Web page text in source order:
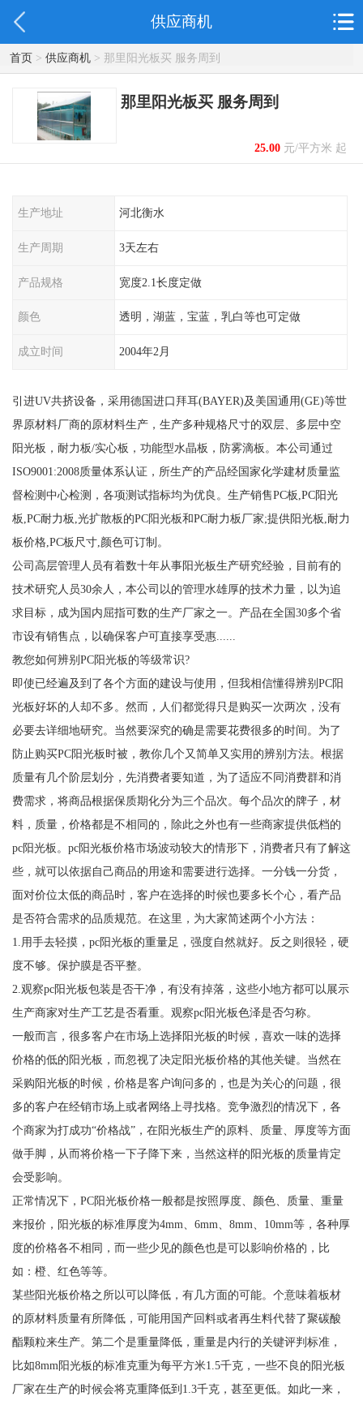
供应商机
首页> 供应商机> 那里阳光板买 服务周到
那里阳光板买 服务周到
25.00元/平方米 起
生产地址 河北衡水
生产周期 3天左右
产品规格 宽度2.1长度定做
颜色 透明，湖蓝，宝蓝，乳白等也可定做
成立时间 2004年2月
引进UV共挤设备，采用德国进口拜耳(BAYER)及美国通用(GE)等世
界原材料厂商的原材料生产，生产多种规格尺寸的双层、多层中空
阳光板，耐力板/实心板，功能型水晶板，防雾滴板。本公司通过
ISO9001:2008质量体系认证，所生产的产品经国家化学建材质量监
督检测中心检测，各项测试指标均为优良。生产销售PC板,PC阳光
板,PC耐力板,光扩散板的PC阳光板和PC耐力板厂家;提供阳光板,耐力
板价格,PC板尺寸,颜色可订制。
公司高层管理人员有着数十年从事阳光板生产研究经验，目前有的
技术研究人员30余人，本公司以的管理水雄厚的技术力量，以为追
求目标，成为国内屈指可数的生产厂家之一。产品在全国30多个省
市设有销售点，以确保客户可直接享受惠......
教您如何辨别PC阳光板的等级常识?
即使已经遍及到了各个方面的建设与使用，但我相信懂得辨别PC阳
光板好坏的人却不多。然而，人们都觉得只是购买一次两次，没有
必要去详细地研究。当然要深究的确是需要花费很多的时间。为了
防止购买PC阳光板时被，教你几个又简单又实用的辨别方法。根据
质量有几个阶层划分，先消费者要知道，为了适应不同消费群和消
费需求，将商品根据保质期化分为三个品次。每个品次的牌子，材
料，质量，价格都是不相同的，除此之外也有一些商家提供低档的
pc阳光板。pc阳光板价格市场波动较大的情形下，消费者只有了解这
些，就可以依据自己商品的用途和需要进行选择。一分钱一分货，
面对价位太低的商品时，客户在选择的时候也要多长个心，看产品
是否符合需求的品质规范。在这里，为大家简述两个小方法：
1.用手去轻摸，pc阳光板的重量足，强度自然就好。反之则很轻，硬
度不够。保护膜是否平整。
2.观察pc阳光板包装是否干净，有没有掉落，这些小地方都可以展示
生产商家对生产工艺是否看重。观察pc阳光板色泽是否匀称。
一般而言，很多客户在市场上选择阳光板的时候，喜欢一味的选择
价格的低的阳光板，而忽视了决定阳光板价格的其他关键。当然在
采购阳光板的时候，价格是客户询问多的，也是为关心的问题，很
多的客户在经销市场上或者网络上寻找格。竞争激烈的情况下，各
个商家为打成功“价格战”，在阳光板生产的原料、质量、厚度等方面
做手脚，从而将价格一下子降下来，当然这样的阳光板的质量肯定
会受影响。
正常情况下，PC阳光板价格一般都是按照厚度、颜色、质量、重量
来报价，阳光板的标准厚度为4mm、6mm、8mm、10mm等，各种厚
度的价格各不相同，而一些少见的颜色也是可以影响价格的，比
如：橙、红色等等。
某些阳光板价格之所以可以降低，有几方面的可能。个意味着板材
的原材料质量有所降低，可能用国产回料或者再生料代替了聚碳酸
酯颗粒来生产。第二个是重量降低，重量是内行的关键评判标准，
比如8mm阳光板的标准克重为每平方米1.5千克，一些不良的阳光板
厂家在生产的时候会将克重降低到1.3千克，甚至更低。如此一来，